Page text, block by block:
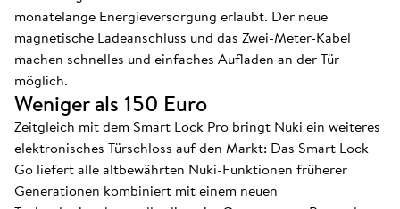
monatelange Energieversorgung erlaubt. Der neue
magnetische Ladeanschluss und das Zwei-Meter-Kabel
machen schnelles und einfaches Aufladen an der Tür
möglich.
Weniger als 150 Euro
Zeitgleich mit dem Smart Lock Pro bringt Nuki ein weiteres
elektronisches Türschloss auf den Markt: Das Smart Lock
Go liefert alle altbewährten Nuki-Funktionen früherer
Generationen kombiniert mit einem neuen